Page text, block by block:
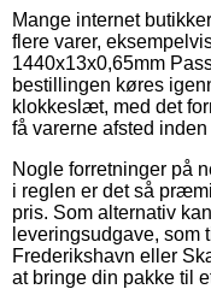
Mange internet
flere varer,
1440x13x0,65mm
bestillingen køres
klokkeslæt, med det
få varerne afsted
Nogle forretninger på
i reglen er det så
pris. Som alternativ
leveringsudgave, som
Frederikshavn eller
at bringe din pakke til